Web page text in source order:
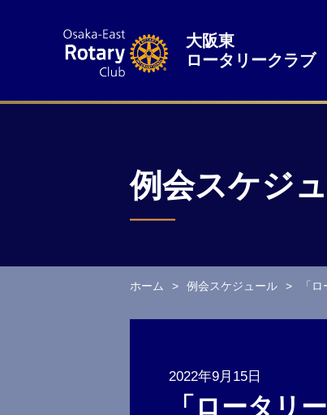
大阪東
ロータリークラブ
例会スケジ
ホーム 例会スケジュール 「
2022年9月15日
「ロータリ